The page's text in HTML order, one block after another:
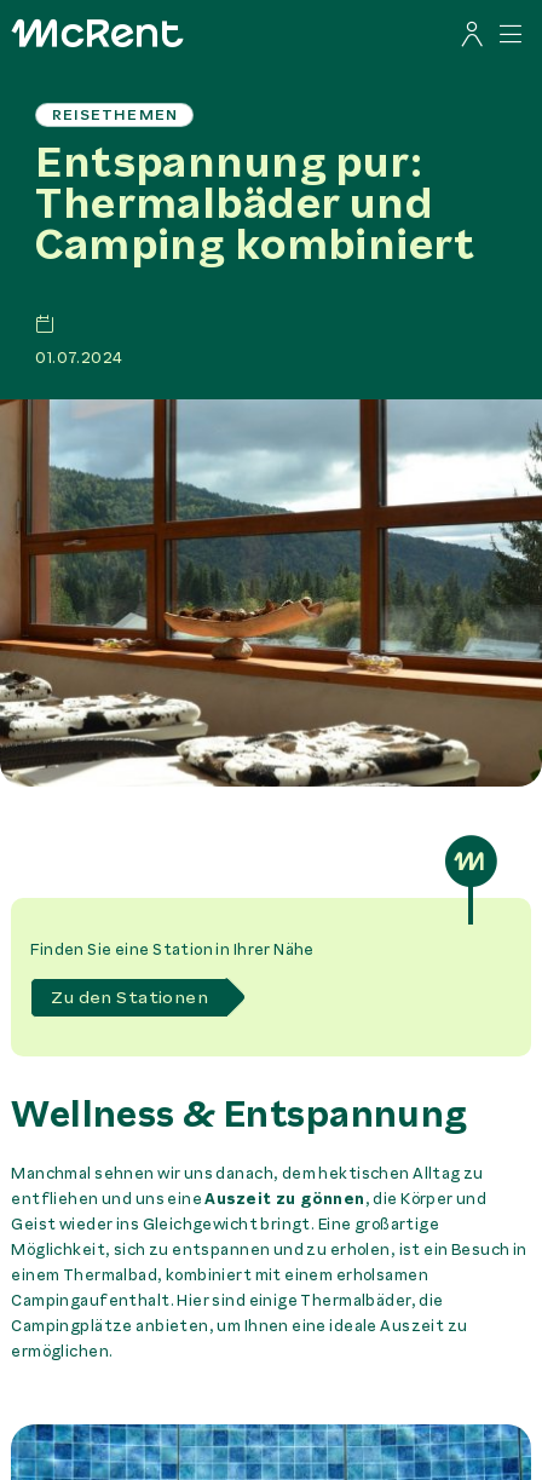
REISETHEMEN
Entspannung pur:
Thermalbäder und
Camping kombiniert
01.07.2024
Finden Sie eine Station in Ihrer Nähe
Zu den Stationen
Wellness & Entspannung
Manchmal sehnen wir uns danach, dem hektischen Alltag zu
entfliehen und uns eineAuszeit zu gönnen, die Körper und
Geist wieder ins Gleichgewicht bringt. Eine großartige
Möglichkeit, sich zu entspannen und zu erholen, ist ein Besuch in
einem Thermalbad, kombiniert mit einem erholsamen
Campingaufenthalt. Hier sind einige Thermalbäder, die
Campingplätze anbieten, um Ihnen eine ideale Auszeit zu
ermöglichen.